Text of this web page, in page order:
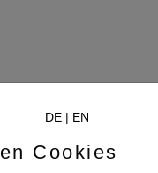
DE | EN
Cookies